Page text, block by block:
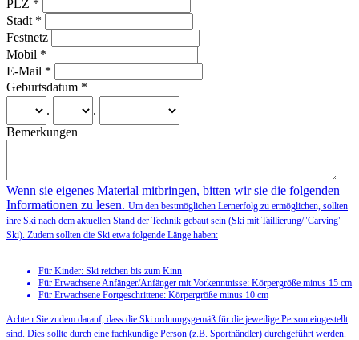
PLZ *
Stadt *
Festnetz
Mobil *
E-Mail *
Geburtsdatum *
Bemerkungen
Wenn sie eigenes Material mitbringen, bitten wir sie die folgenden
Informationen zu lesen. Um den bestmöglichen Lernerfolg zu ermöglichen, sollten
ihre Ski nach dem aktuellen Stand der Technik gebaut sein (Ski mit Taillierung/"Carving"
Ski). Zudem sollten die Ski etwa folgende Länge haben:
Für Kinder: Ski reichen bis zum Kinn
Für Erwachsene Anfänger/Anfänger mit Vorkenntnisse: Körpergröße minus 15 cm
Für Erwachsene Fortgeschrittene: Körpergröße minus 10 cm
Achten Sie zudem darauf, dass die Ski ordnungsgemäß für die jeweilige Person eingestellt
sind. Dies sollte durch eine fachkundige Person (z.B. Sporthändler) durchgeführt werden.